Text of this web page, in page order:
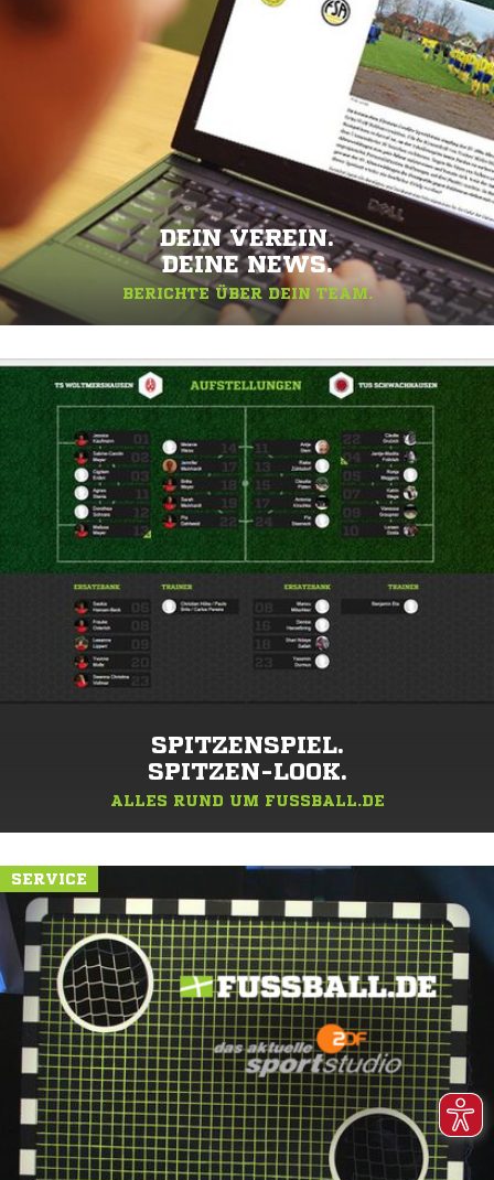
DEIN VEREIN.
DEINE NEWS.
BERICHTE ÜBER DEIN TEAM.
SPITZENSPIEL.
SPITZEN-LOOK.
ALLES RUND UM FUSSBALL.DE
SERVICE